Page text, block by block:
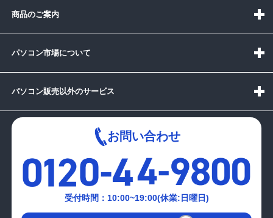
商品のご案内
パソコン市場について
パソコン販売以外のサービス
お問い合わせ
受付時間：10:00~19:00(休業:日曜日)